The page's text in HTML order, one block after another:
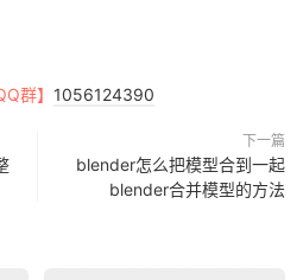
群】 1056124390
下一篇
blender怎么把模型合到一起
blender合并模型的方法